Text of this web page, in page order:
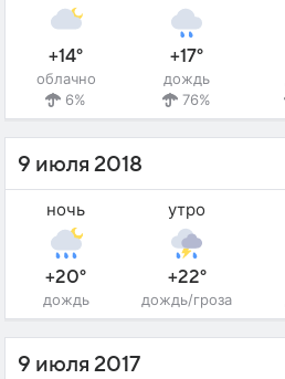
+14°
облачно
6%
+17°
дождь
76%
9 июля 2018
ночь
+20°
дождь
утро
+22°
дождь/гроза
9 июля 2017